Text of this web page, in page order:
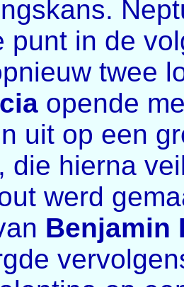
punt in de
twee
opende
uit op een
, die hierna
werd
Benjamin